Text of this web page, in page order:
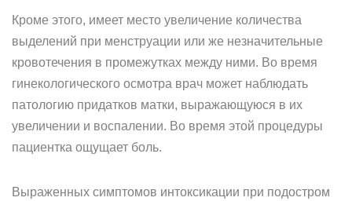
Кроме этого, имеет место увеличение количества
выделений при менструации или же незначительные
кровотечения в промежутках между ними. Во время
гинекологического осмотра врач может наблюдать
патологию придатков матки, выражающуюся в их
увеличении и воспалении. Во время этой процедуры
пациентка ощущает боль.
Выраженных симптомов интоксикации при подостром